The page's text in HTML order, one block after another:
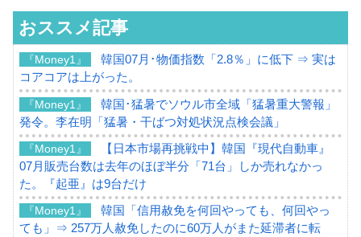
おススメ記事
『Money1』
韓国07月･物価指数「2.8％」に低下 ⇒ 実は
コアコアは上がった。
『Money1』
韓国･猛暑でソウル市全域「猛暑重大警報」
発令。李在明「猛暑・干ばつ対処状況点検会議」
『Money1』
【日本市場再挑戦中】韓国『現代自動車』
07月販売台数は去年のほぼ半分「71台」しか売れなかっ
た。『起亜』は9台だけ
『Money1』
韓国「信用赦免を何回やっても、何回やっ
ても」⇒ 257万人赦免したのに60万人がまた延滞者に転